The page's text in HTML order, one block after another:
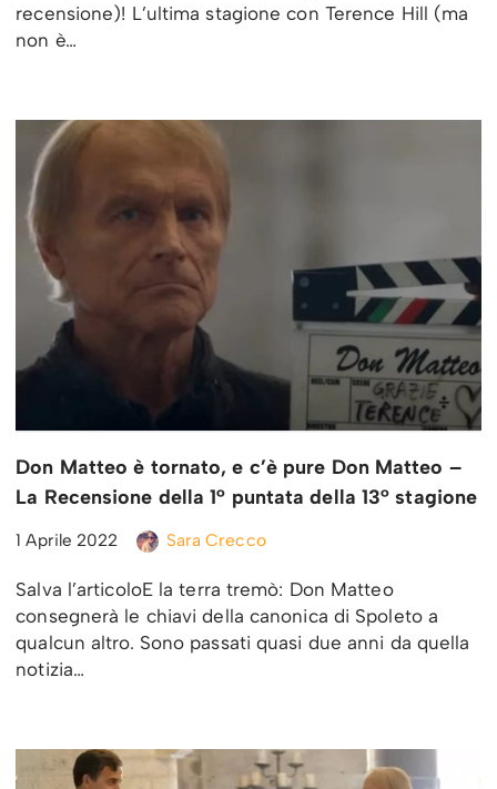
recensione)! L’ultima stagione con Terence Hill (ma
non è…
Don Matteo è tornato, e c’è pure Don Matteo –
La Recensione della 1° puntata della 13° stagione
1 Aprile 2022 Sara Crecco
Salva l’articoloE la terra tremò: Don Matteo
consegnerà le chiavi della canonica di Spoleto a
qualcun altro. Sono passati quasi due anni da quella
notizia…